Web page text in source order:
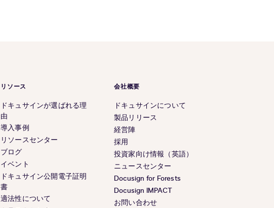
リソース
ドキュサインが選ばれる理
由
導入事例
リソースセンター
ブログ
イベント
ドキュサイン公開電子証明
書
適法性について
会社概要
ドキュサインについて
製品リリース
経営陣
採用
投資家向け情報（英語）
ニュースセンター
Docusign for Forests
Docusign IMPACT
お問い合わせ